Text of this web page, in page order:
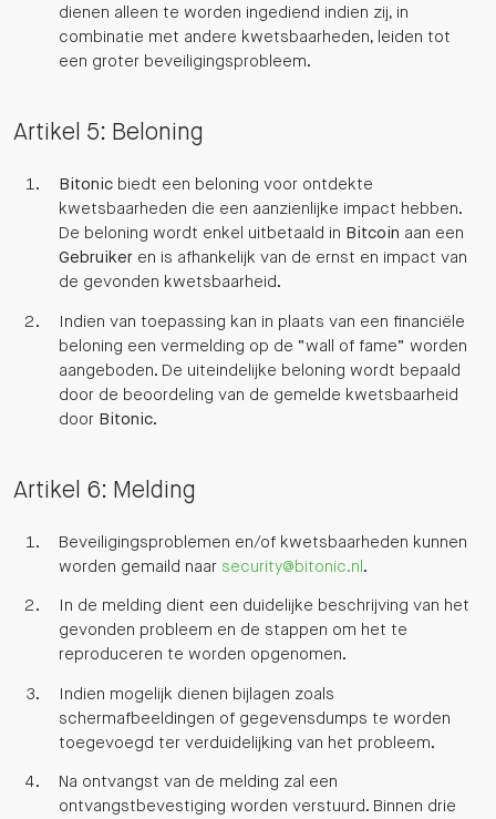
dienen alleen te worden ingediend indien zij, in
combinatie met andere kwetsbaarheden, leiden tot
een groter beveiligingsprobleem.
Artikel 5: Beloning
Bitonicbiedt een beloning voor ontdekte
kwetsbaarheden die een aanzienlijke impact hebben.
De beloning wordt enkel uitbetaald in Bitcoin aan een
Gebruikeren is afhankelijk van de ernst en impact van
de gevonden kwetsbaarheid.
Indien van toepassing kan in plaats van een financiële
beloning een vermelding op de “wall of fame” worden
aangeboden. De uiteindelijke beloning wordt bepaald
door de beoordeling van de gemelde kwetsbaarheid
door Bitonic.
Artikel 6: Melding
Beveiligingsproblemen en/of kwetsbaarheden kunnen
worden gemaild naar security@bitonic.nl .
In de melding dient een duidelijke beschrijving van het
gevonden probleem en de stappen om het te
reproduceren te worden opgenomen.
Indien mogelijk dienen bijlagen zoals
schermafbeeldingen of gegevensdumps te worden
toegevoegd ter verduidelijking van het probleem.
Na ontvangst van de melding zal een
ontvangstbevestiging worden verstuurd. Binnen drie